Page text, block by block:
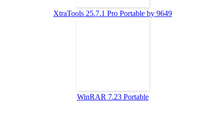
XtraTools 25.7.1 Pro Portable by 9649
WinRAR 7.23 Portable